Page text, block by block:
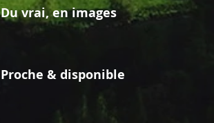
Du vrai, en images
Proche & disponible